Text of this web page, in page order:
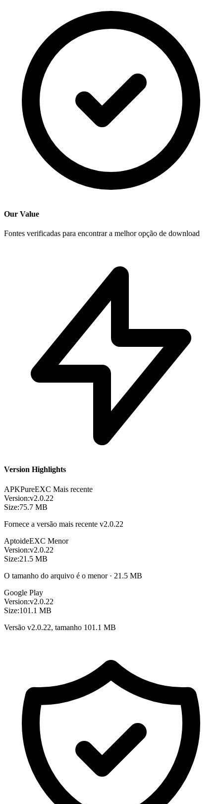
Our Value
Fontes verificadas para encontrar a melhor opção de download
Version Highlights
APKPureEXC Mais recente
Version:v2.0.22
Size:75.7 MB
Fornece a versão mais recente v2.0.22
AptoideEXC Menor
Version:v2.0.22
Size:21.5 MB
O tamanho do arquivo é o menor · 21.5 MB
Google Play
Version:v2.0.22
Size:101.1 MB
Versão v2.0.22, tamanho 101.1 MB